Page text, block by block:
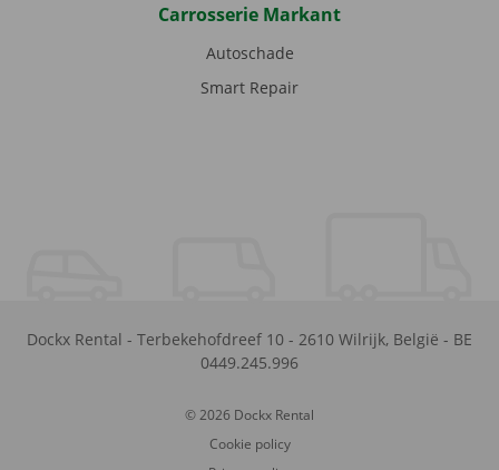
Carrosserie Markant
Autoschade
Smart Repair
Dockx Rental - Terbekehofdreef 10 - 2610 Wilrijk, België - BE
0449.245.996
© 2026 Dockx Rental
Cookie policy